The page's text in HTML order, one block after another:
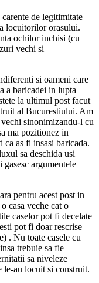
de legitimitate
locuitorilor orasului.
ochilor inchisi (cu
vechi si
si oameni care
a baricadei in lupta
la ultimul post facut
al Bucurestiului. Am
vechi sinonimizandu-l cu
ma pozitionez in
ca as fi insasi baricada.
sa deschida usi
gasesc argumentele
pentru acest post in
casa veche cat o
caselor pot fi decelate
pot fi doar rescrise
. Nu toate casele cu
trebuie sa fie
sa niveleze
le-au locuit si construit.